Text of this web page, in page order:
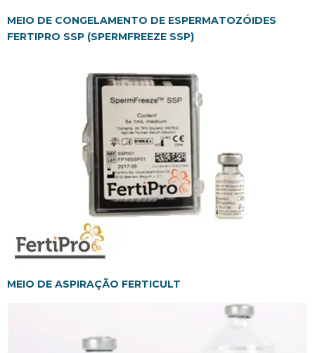
MEIO DE CONGELAMENTO DE ESPERMATOZÓIDES
FERTIPRO SSP (SPERMFREEZE SSP)
MEIO DE ASPIRAÇÃO FERTICULT